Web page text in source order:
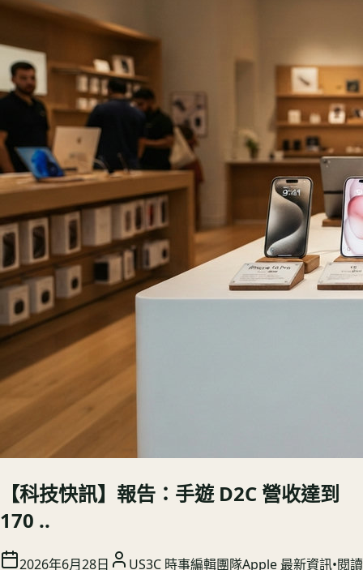
【科技快訊】報告：手遊 D2C 營收達到
170 ..
2026年6月28日 US3C 時事編輯團隊Apple 最新資訊•閱讀